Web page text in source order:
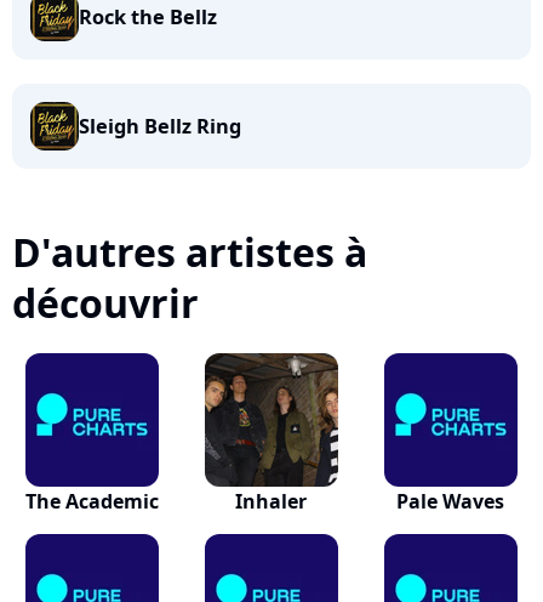
Rock the Bellz
Sleigh Bellz Ring
D'autres artistes à
découvrir
The Academic Inhaler Pale Waves